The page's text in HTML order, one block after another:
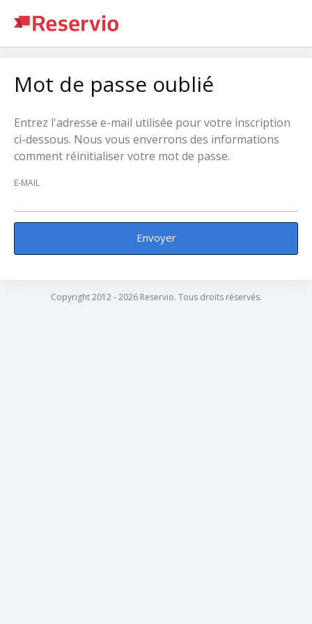
Mot de passe oublié
Entrez l'adresse e-mail utilisée pour votre inscription
ci-dessous. Nous vous enverrons des informations
comment réinitialiser votre mot de passe.
E-MAIL
Envoyer
Copyright 2012 - 2026 Reservio. Tous droits réservés.